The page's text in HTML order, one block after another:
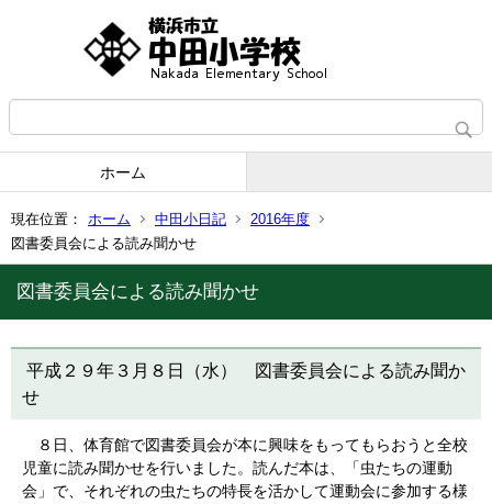
ホーム
現在位置： ホーム 中田小日記
2016年度
図書委員会による読み聞かせ
図書委員会による読み聞かせ
平成２９年３月８日（水） 図書委員会による読み聞か
せ
８日、体育館で図書委員会が本に興味をもってもらおうと全校
児童に読み聞かせを行いました。読んだ本は、「虫たちの運動
会」で、それぞれの虫たちの特長を活かして運動会に参加する様